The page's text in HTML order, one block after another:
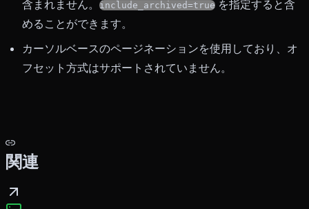
含まれません。
include_archived=true を指定すると含
めることができます。
カーソルベースのページネーションを使用しており、オ
フセット方式はサポートされていません。
関連